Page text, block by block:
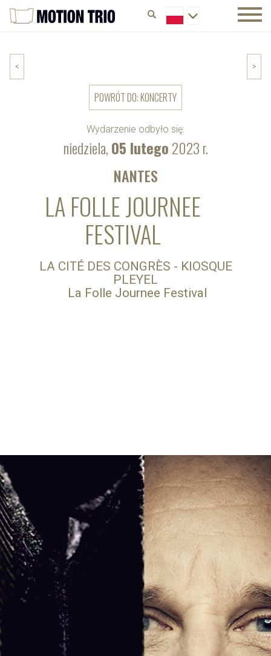
Wydarzenie odbyło się:
niedziela,05 lutego2023 r.
< >
POWRÓT DO: KONCERTY
NANTES
LA FOLLE JOURNEE
FESTIVAL
LA CITÉ DES CONGRÈS - KIOSQUE
PLEYEL
La Folle Journee Festival